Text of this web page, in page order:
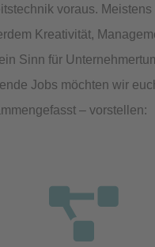
voraus. Meistens
Kreativität,
Sinn für
Jobs möchten wir
– vorstellen:
